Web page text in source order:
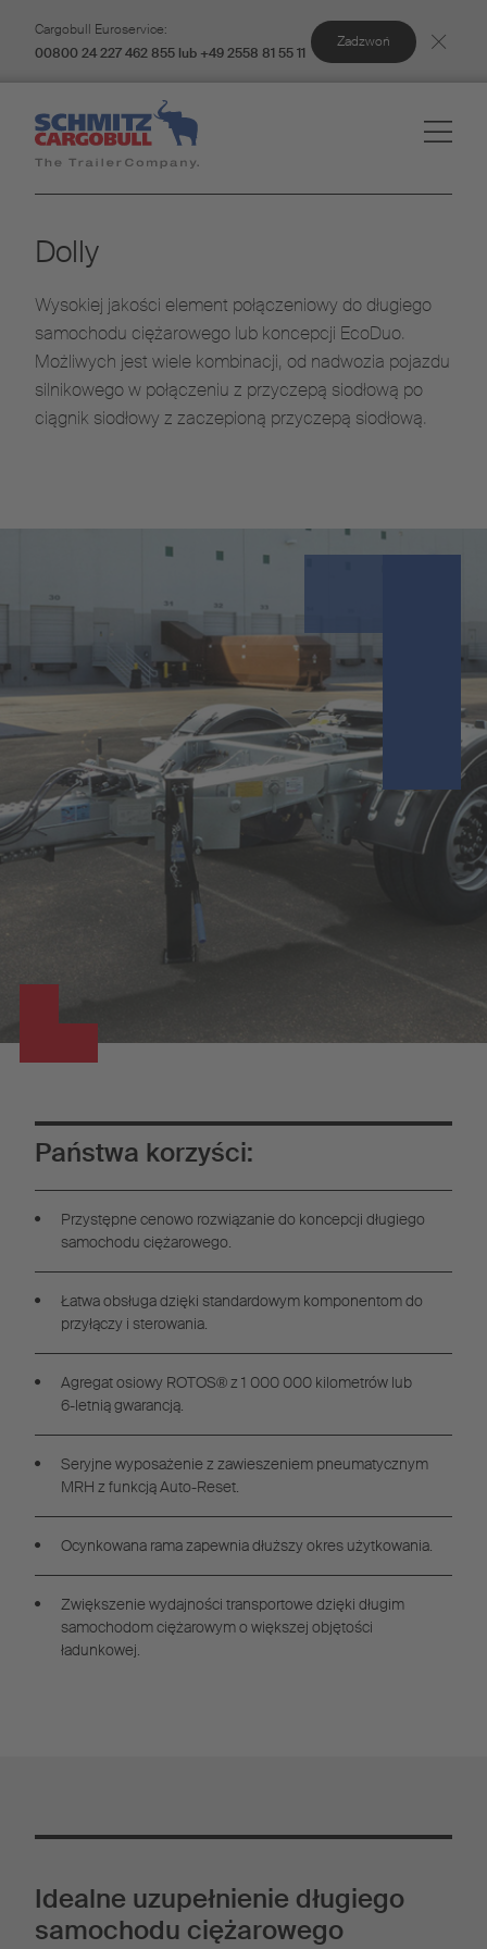
Cargobull Euroservice:
00800 24 227 462 855 lub +49 2558 81 55 11
Zadzwoń
Dolly
Wysokiej jakości element połączeniowy do długiego
samochodu ciężarowego lub koncepcji EcoDuo.
Możliwych jest wiele kombinacji, od nadwozia pojazdu
silnikowego w połączeniu z przyczepą siodłową po
ciągnik siodłowy z zaczepioną przyczepą siodłową.
Państwa korzyści:
Przystępne cenowo rozwiązanie do koncepcji długiego
samochodu ciężarowego.
Łatwa obsługa dzięki standardowym komponentom do
przyłączy i sterowania.
Agregat osiowy ROTOS® z 1 000 000 kilometrów lub
6-letnią gwarancją.
Seryjne wyposażenie z zawieszeniem pneumatycznym
MRH z funkcją Auto-Reset.
Ocynkowana rama zapewnia dłuższy okres użytkowania.
Zwiększenie wydajności transportowe dzięki długim
samochodom ciężarowym o większej objętości
ładunkowej.
Idealne uzupełnienie długiego
samochodu ciężarowego